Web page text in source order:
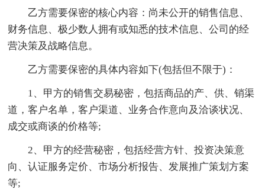
乙方需要保密的核心内容：尚未公开的销售信息、
财务信息、极少数人拥有或知悉的技术信息、公司的经
营决策及战略信息。
乙方需要保密的具体内容如下(包括但不限于)：
1、甲方的销售交易秘密，包括商品的产、供、销渠
道，客户名单，客户渠道、业务合作意向及洽谈状况、
成交或商谈的价格等;
2、甲方的经营秘密，包括经营方针、投资决策意
向、认证服务定价、市场分析报告、发展推广策划方案
等;